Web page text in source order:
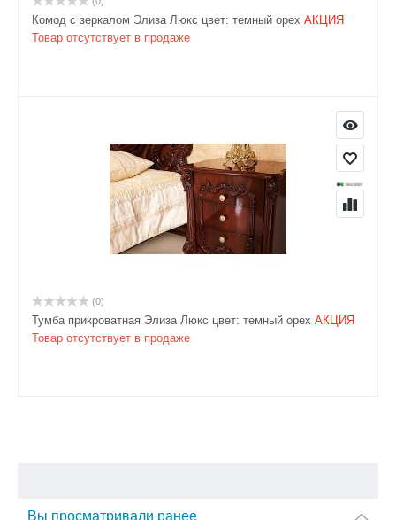
Комод с зеркалом Элиза Люкс цвет: темный орех АКЦИЯ
Товар отсутствует в продаже
(0)
Тумба прикроватная Элиза Люкс цвет: темный орех АКЦИЯ
Товар отсутствует в продаже
Вы просматривали ранее